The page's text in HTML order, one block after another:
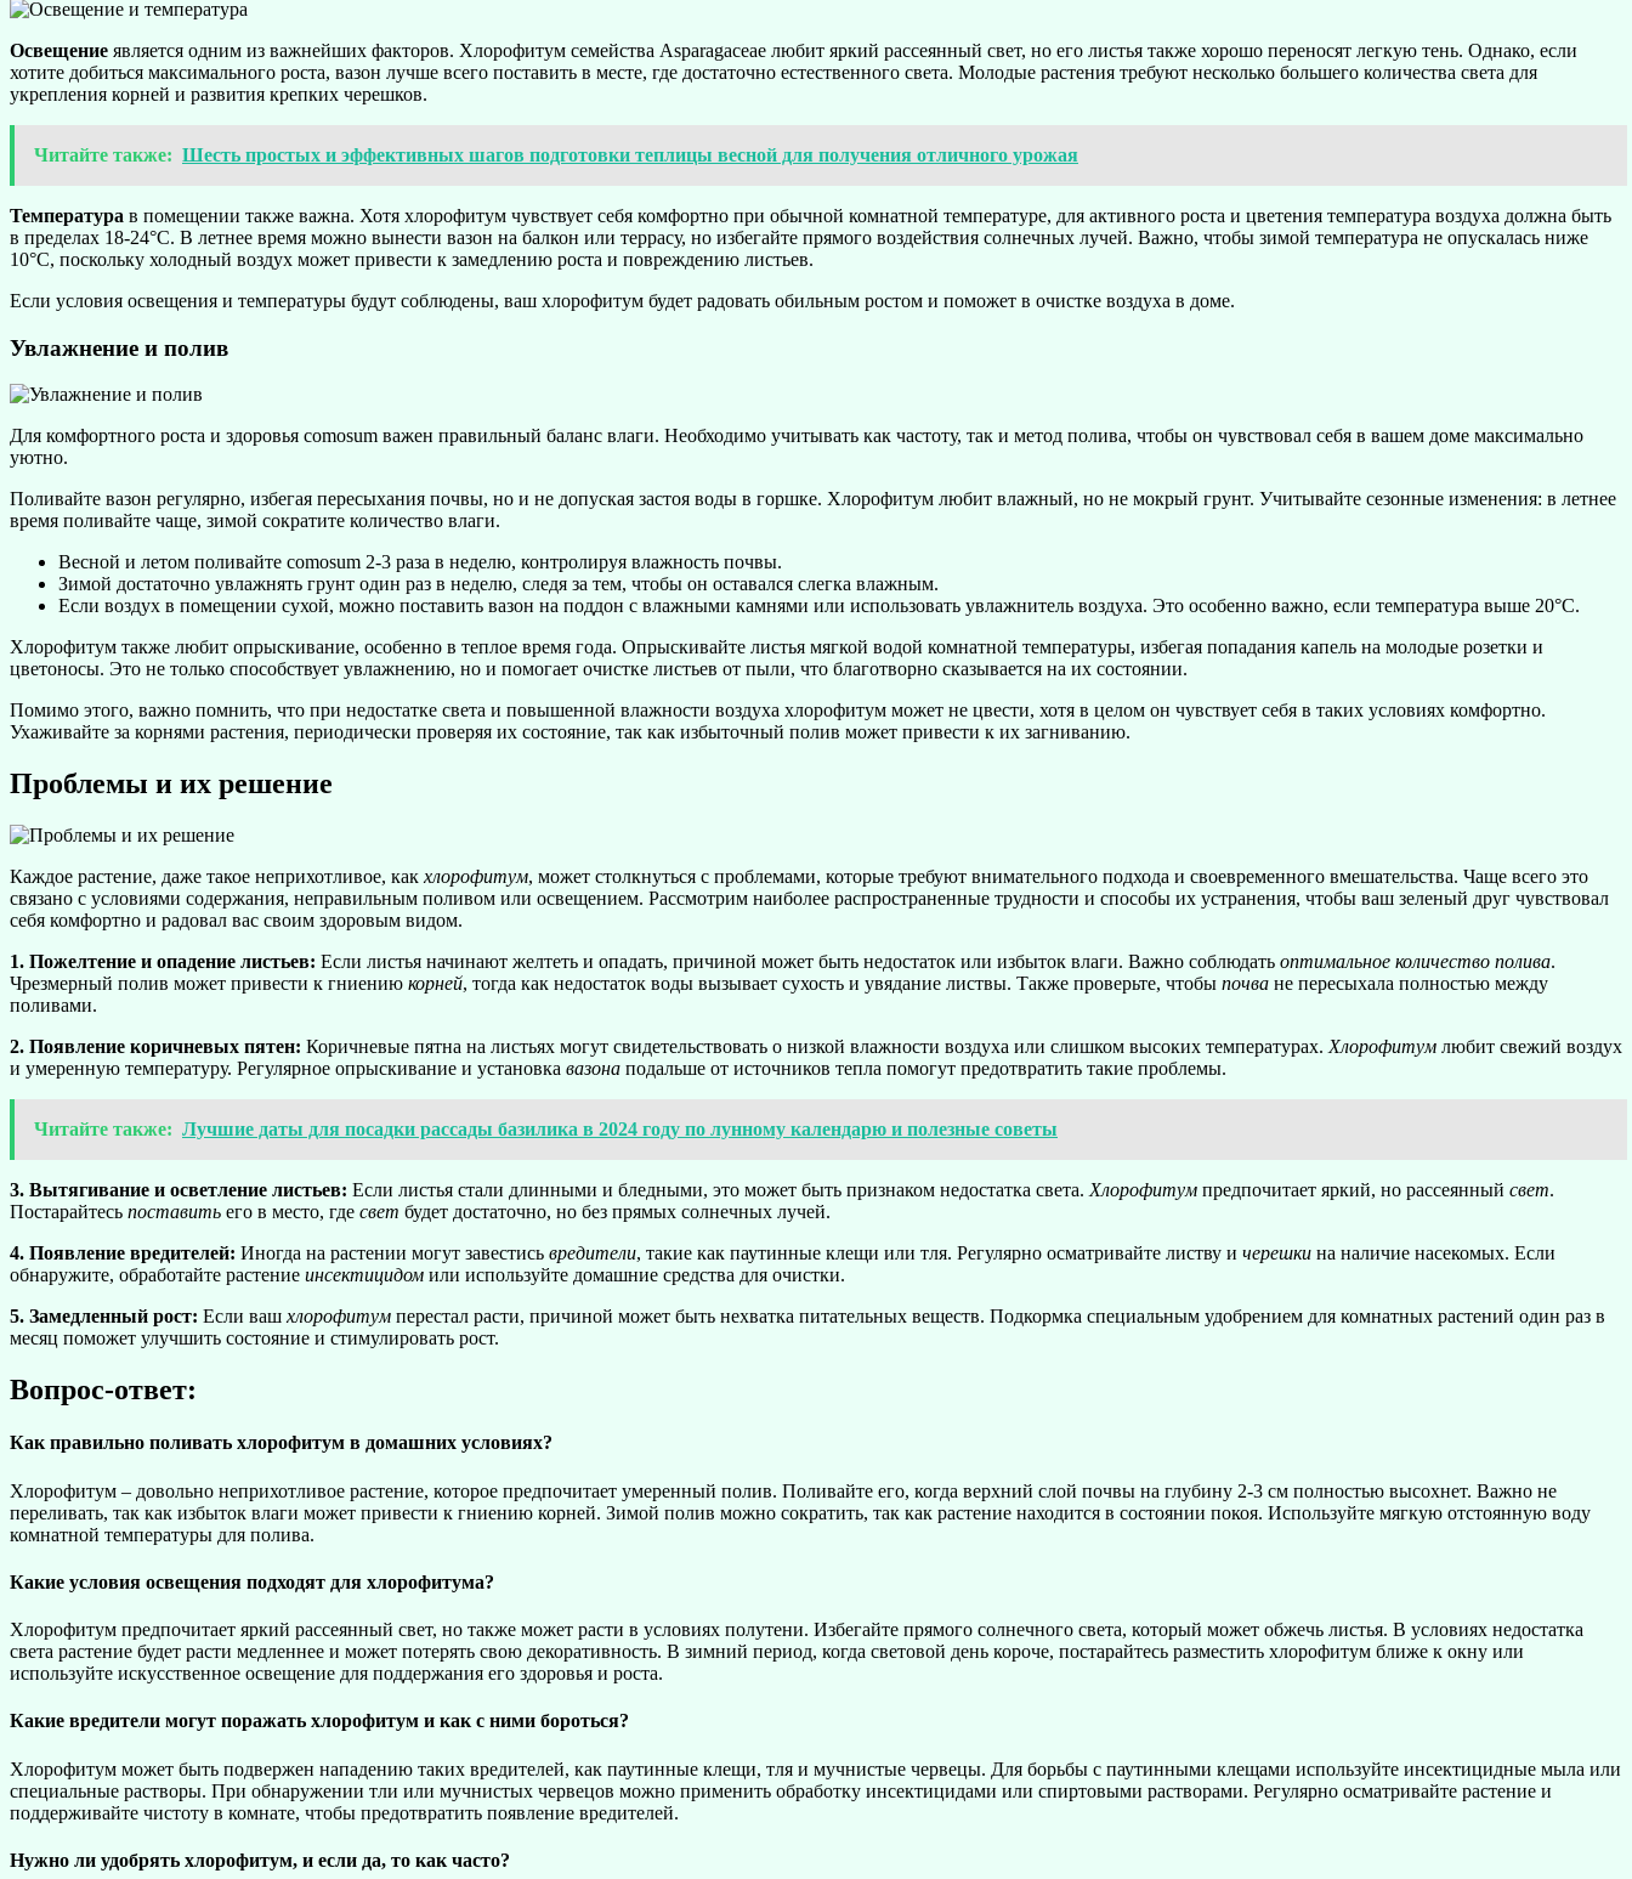
Освещение является одним из важнейших факторов. Хлорофитум семейства Asparagaceae любит яркий рассеянный свет, но его листья также хорошо переносят легкую тень. Однако, если
хотите добиться максимального роста, вазон лучше всего поставить в месте, где достаточно естественного света. Молодые растения требуют несколько большего количества света для
укрепления корней и развития крепких черешков.
Читайте также: Шесть простых и эффективных шагов подготовки теплицы весной для получения отличного урожая
Температура в помещении также важна. Хотя хлорофитум чувствует себя комфортно при обычной комнатной температуре, для активного роста и цветения температура воздуха должна быть
в пределах 18-24°C. В летнее время можно вынести вазон на балкон или террасу, но избегайте прямого воздействия солнечных лучей. Важно, чтобы зимой температура не опускалась ниже
10°C, поскольку холодный воздух может привести к замедлению роста и повреждению листьев.
Если условия освещения и температуры будут соблюдены, ваш хлорофитум будет радовать обильным ростом и поможет в очистке воздуха в доме.
Увлажнение и полив
Для комфортного роста и здоровья comosum важен правильный баланс влаги. Необходимо учитывать как частоту, так и метод полива, чтобы он чувствовал себя в вашем доме максимально
уютно.
Поливайте вазон регулярно, избегая пересыхания почвы, но и не допуская застоя воды в горшке. Хлорофитум любит влажный, но не мокрый грунт. Учитывайте сезонные изменения: в летнее
время поливайте чаще, зимой сократите количество влаги.
Весной и летом поливайте comosum 2-3 раза в неделю, контролируя влажность почвы.
Зимой достаточно увлажнять грунт один раз в неделю, следя за тем, чтобы он оставался слегка влажным.
Если воздух в помещении сухой, можно поставить вазон на поддон с влажными камнями или использовать увлажнитель воздуха. Это особенно важно, если температура выше 20°C.
Хлорофитум также любит опрыскивание, особенно в теплое время года. Опрыскивайте листья мягкой водой комнатной температуры, избегая попадания капель на молодые розетки и
цветоносы. Это не только способствует увлажнению, но и помогает очистке листьев от пыли, что благотворно сказывается на их состоянии.
Помимо этого, важно помнить, что при недостатке света и повышенной влажности воздуха хлорофитум может не цвести, хотя в целом он чувствует себя в таких условиях комфортно.
Ухаживайте за корнями растения, периодически проверяя их состояние, так как избыточный полив может привести к их загниванию.
Проблемы и их решение
Каждое растение, даже такое неприхотливое, как хлорофитум, может столкнуться с проблемами, которые требуют внимательного подхода и своевременного вмешательства. Чаще всего это
связано с условиями содержания, неправильным поливом или освещением. Рассмотрим наиболее распространенные трудности и способы их устранения, чтобы ваш зеленый друг чувствовал
себя комфортно и радовал вас своим здоровым видом.
1. Пожелтение и опадение листьев: Если листья начинают желтеть и опадать, причиной может быть недостаток или избыток влаги. Важно соблюдать оптимальное количество полива.
Чрезмерный полив может привести к гниению корней, тогда как недостаток воды вызывает сухость и увядание листвы. Также проверьте, чтобы почва не пересыхала полностью между
поливами.
2. Появление коричневых пятен: Коричневые пятна на листьях могут свидетельствовать о низкой влажности воздуха или слишком высоких температурах. Хлорофитум любит свежий воздух
и умеренную температуру. Регулярное опрыскивание и установка вазона подальше от источников тепла помогут предотвратить такие проблемы.
Читайте также: Лучшие даты для посадки рассады базилика в 2024 году по лунному календарю и полезные советы
3. Вытягивание и осветление листьев: Если листья стали длинными и бледными, это может быть признаком недостатка света. Хлорофитум предпочитает яркий, но рассеянный свет.
Постарайтесь поставить его в место, где свет будет достаточно, но без прямых солнечных лучей.
4. Появление вредителей: Иногда на растении могут завестись вредители, такие как паутинные клещи или тля. Регулярно осматривайте листву и черешки на наличие насекомых. Если
обнаружите, обработайте растение инсектицидом или используйте домашние средства для очистки.
5. Замедленный рост: Если ваш хлорофитум перестал расти, причиной может быть нехватка питательных веществ. Подкормка специальным удобрением для комнатных растений один раз в
месяц поможет улучшить состояние и стимулировать рост.
Вопрос-ответ:
Как правильно поливать хлорофитум в домашних условиях?
Хлорофитум – довольно неприхотливое растение, которое предпочитает умеренный полив. Поливайте его, когда верхний слой почвы на глубину 2-3 см полностью высохнет. Важно не
переливать, так как избыток влаги может привести к гниению корней. Зимой полив можно сократить, так как растение находится в состоянии покоя. Используйте мягкую отстоянную воду
комнатной температуры для полива.
Какие условия освещения подходят для хлорофитума?
Хлорофитум предпочитает яркий рассеянный свет, но также может расти в условиях полутени. Избегайте прямого солнечного света, который может обжечь листья. В условиях недостатка
света растение будет расти медленнее и может потерять свою декоративность. В зимний период, когда световой день короче, постарайтесь разместить хлорофитум ближе к окну или
используйте искусственное освещение для поддержания его здоровья и роста.
Какие вредители могут поражать хлорофитум и как с ними бороться?
Хлорофитум может быть подвержен нападению таких вредителей, как паутинные клещи, тля и мучнистые червецы. Для борьбы с паутинными клещами используйте инсектицидные мыла или
специальные растворы. При обнаружении тли или мучнистых червецов можно применить обработку инсектицидами или спиртовыми растворами. Регулярно осматривайте растение и
поддерживайте чистоту в комнате, чтобы предотвратить появление вредителей.
Нужно ли удобрять хлорофитум, и если да, то как часто?